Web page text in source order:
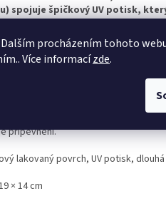
procházením tohoto
Více informacízde.
spojuje špičkový UV potisk,
pevná cedule v prémiovém
oceli. Díky speciálnímu
připevnění.
lakovaný povrch, UV potisk,
× 14 cm